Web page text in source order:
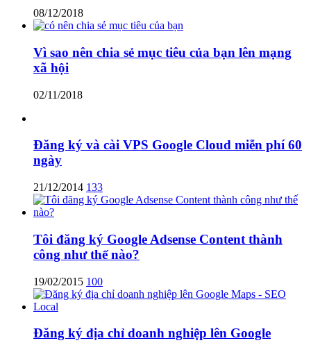
08/12/2018
Vì sao nên chia sẻ mục tiêu của bạn lên mạng
xã hội
02/11/2018
Đăng ký và cài VPS Google Cloud miễn phí 60
ngày
21/12/2014 133
Tôi đăng ký Google Adsense Content thành
công như thế nào?
19/02/2015 100
Đăng ký địa chỉ doanh nghiệp lên Google